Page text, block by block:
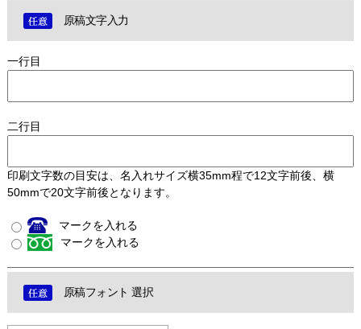
原稿文字入力
一行目
二行目
印刷文字数の目安は、名入れサイズ横35mm程で12文字前後、横
50mmで20文字前後となります。
マークを入れる
マークを入れる
原稿フォント 選択